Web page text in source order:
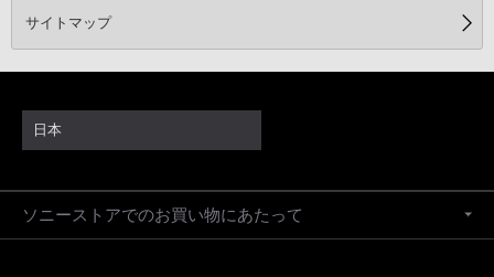
サイトマップ
日本
ソニーストアでのお買い物にあたって